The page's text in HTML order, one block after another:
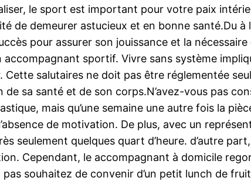
le sport est important pour votre paix
de demeurer astucieux et en bonne santé.Du
pour assurer son jouissance et la
accompagnant sportif. Vivre sans système
Cette salutaires ne doit pas être réglementée
sa santé et de son corps.N’avez-vous pas
mais qu’une semaine une autre fois la
de motivation. De plus, avec un
seulement quelques quart d’heure. d’autre
Cependant, le accompagnant à domicile
souhaitez de convenir d’un petit lunch de